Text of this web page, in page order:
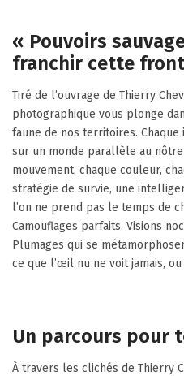
« Pouvoirs
franchir cette
Tiré de l’ouvrage de Thierry
photographique vous plonge
faune de nos territoires.
sur un monde parallèle au nôtre
mouvement, chaque couleur,
stratégie de survie, une
l’on ne prend pas le temps de
Camouflages parfaits. Visions
Plumages qui se
ce que l’œil nu ne voit jamais,
Un parcours pour
À travers les clichés de Thierry